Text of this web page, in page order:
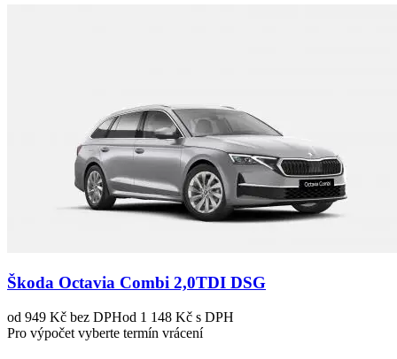
Škoda Octavia Combi 2,0TDI DSG
od 949 Kč bez DPHod 1 148 Kč s DPH
Pro výpočet vyberte termín vrácení